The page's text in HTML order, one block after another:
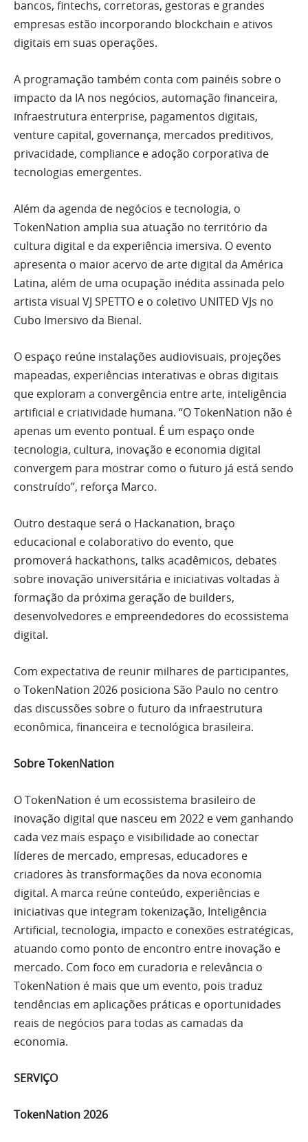
bancos, fintechs, corretoras, gestoras e grandes
empresas estão incorporando blockchain e ativos
digitais em suas operações.
A programação também conta com painéis sobre o
impacto da IA nos negócios, automação financeira,
infraestrutura enterprise, pagamentos digitais,
venture capital, governança, mercados preditivos,
privacidade, compliance e adoção corporativa de
tecnologias emergentes.
Além da agenda de negócios e tecnologia, o
TokenNation amplia sua atuação no território da
cultura digital e da experiência imersiva. O evento
apresenta o maior acervo de arte digital da América
Latina, além de uma ocupação inédita assinada pelo
artista visual VJ SPETTO e o coletivo UNITED VJs no
Cubo Imersivo da Bienal.
O espaço reúne instalações audiovisuais, projeções
mapeadas, experiências interativas e obras digitais
que exploram a convergência entre arte, inteligência
artificial e criatividade humana. “O TokenNation não é
apenas um evento pontual. É um espaço onde
tecnologia, cultura, inovação e economia digital
convergem para mostrar como o futuro já está sendo
construído”, reforça Marco.
Outro destaque será o Hackanation, braço
educacional e colaborativo do evento, que
promoverá hackathons, talks acadêmicos, debates
sobre inovação universitária e iniciativas voltadas à
formação da próxima geração de builders,
desenvolvedores e empreendedores do ecossistema
digital.
Com expectativa de reunir milhares de participantes,
o TokenNation 2026 posiciona São Paulo no centro
das discussões sobre o futuro da infraestrutura
econômica, financeira e tecnológica brasileira.
Sobre TokenNation
O TokenNation é um ecossistema brasileiro de
inovação digital que nasceu em 2022 e vem ganhando
cada vez mais espaço e visibilidade ao conectar
líderes de mercado, empresas, educadores e
criadores às transformações da nova economia
digital. A marca reúne conteúdo, experiências e
iniciativas que integram tokenização, Inteligência
Artificial, tecnologia, impacto e conexões estratégicas,
atuando como ponto de encontro entre inovação e
mercado. Com foco em curadoria e relevância o
TokenNation é mais que um evento, pois traduz
tendências em aplicações práticas e oportunidades
reais de negócios para todas as camadas da
economia.
SERVIÇO
TokenNation 2026